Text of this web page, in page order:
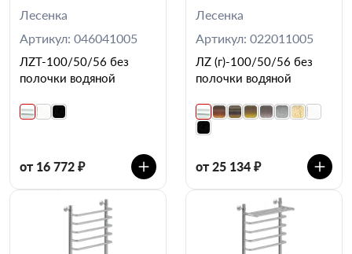
Лесенка
Артикул: 046041005
ЛZT-100/50/56 без
полочки водяной
от 16 772 ₽
Лесенка
Артикул: 022011005
ЛZ (г)-100/50/56 без
полочки водяной
от 25 134 ₽